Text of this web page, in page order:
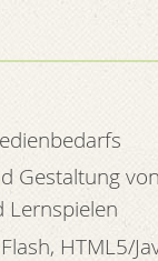
Gestaltung
Lernspielen
HTML5/